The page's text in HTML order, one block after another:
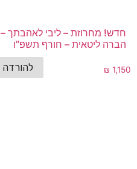
להורדה
חדש! מחרוזת – ליבי לאהבתך –
הברה ליטאית – חורף תשפ”ו
₪ 1,150